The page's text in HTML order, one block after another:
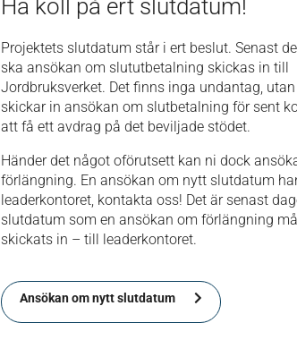
Ha koll på ert slutdatum!
Projektets slutdatum står i ert beslut. Senast
ska ansökan om slututbetalning skickas in till
Jordbruksverket. Det finns inga undantag,
skickar in ansökan om slutbetalning för sent
att få ett avdrag på det beviljade stödet.
Händer det något oförutsett kan ni dock
förlängning. En ansökan om nytt slutdatum
leaderkontoret, kontakta oss! Det är senast
slutdatum som en ansökan om förlängning
skickats in – till leaderkontoret.
Ansökan om nytt slutdatum